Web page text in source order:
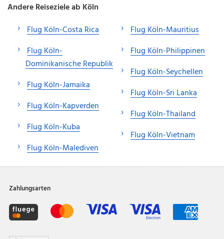
Andere Reiseziele ab Köln
Flug Köln-Costa Rica
Flug Köln-
Dominikanische Republik
Flug Köln-Jamaika
Flug Köln-Kapverden
Flug Köln-Kuba
Flug Köln-Malediven
Flug Köln-Mauritius
Flug Köln-Philippinen
Flug Köln-Seychellen
Flug Köln-Sri Lanka
Flug Köln-Thailand
Flug Köln-Vietnam